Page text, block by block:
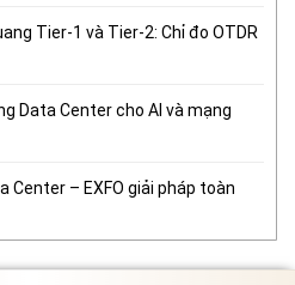
Tier-1 và Tier-2: Chỉ đo OTDR
Data Center cho AI và mạng
Center – EXFO giải pháp toàn